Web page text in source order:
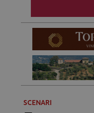
SCENARI